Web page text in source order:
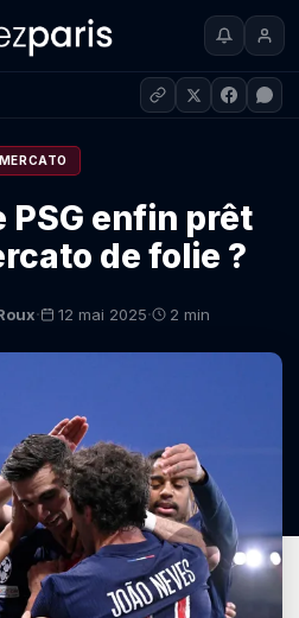
MERCATO
PSG enfin prêt
de folie ?
· 12 mai 2025· 2 min